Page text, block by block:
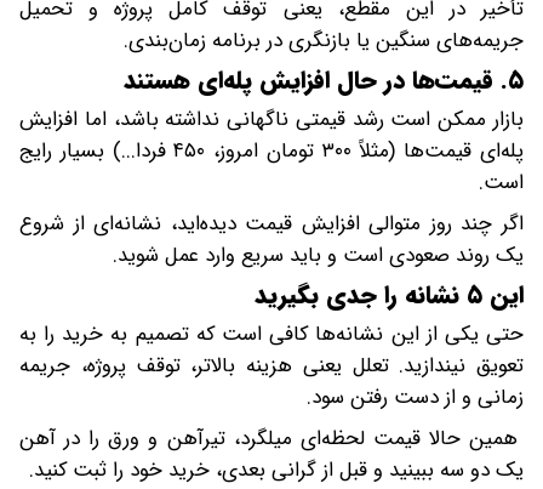
تأخیر در این مقطع، یعنی توقف کامل پروژه و تحمیل
جریمه‌های سنگین یا بازنگری در برنامه زمان‌بندی.
۵. قیمت‌ها در حال افزایش پله‌ای هستند
بازار ممکن است رشد قیمتی ناگهانی نداشته باشد، اما افزایش
پله‌ای قیمت‌ها (مثلاً ۳۰۰ تومان امروز، ۴۵۰ فردا...) بسیار رایج
است.
اگر چند روز متوالی افزایش قیمت دیده‌اید، نشانه‌ای از شروع
یک روند صعودی است و باید سریع وارد عمل شوید.
این ۵ نشانه را جدی بگیرید
حتی یکی از این نشانه‌ها کافی است که تصمیم به خرید را به
تعویق نیندازید. تعلل یعنی هزینه بالاتر، توقف پروژه، جریمه
زمانی و از دست رفتن سود.
همین حالا قیمت لحظه‌ای میلگرد، تیرآهن و ورق را در آهن
یک دو سه ببینید و قبل از گرانی بعدی، خرید خود را ثبت کنید.